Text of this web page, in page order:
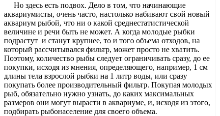
Но здесь есть подвох. Дело в том, что начинающие
аквариумисты, очень часто, настолько набивают свой новый
аквариум рыбой, что ни о какой среднестатистической
величине и речи быть не может. А когда молодые рыбки
подрастут и станут крупнее, то и того объема отходов, на
который рассчитывался фильтр, может просто не хватить.
Поэтому, количество рыбы следует ограничивать сразу, до ее
покупки, исходя из мнения, определяющего, например, 1 см
длины тела взрослой рыбки на 1 литр воды, или сразу
покупать более производительный фильтр. Покупая молодых
рыб, обязательно нужно узнать, до каких максимальных
размеров они могут вырасти в аквариуме, и, исходя из этого,
подбирать рыбонаселение для своего объема.